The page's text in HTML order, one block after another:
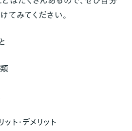
てみてください。
ト・デメリット